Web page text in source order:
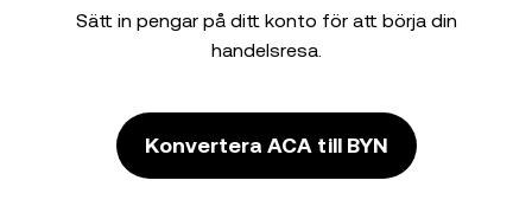
Sätt in pengar på ditt konto för att börja din
handelsresa.
Konvertera ACA till BYN